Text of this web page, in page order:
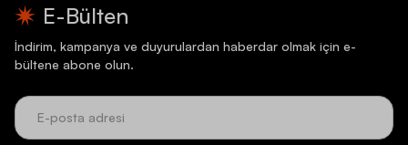
E-Bülten
İndirim, kampanya ve duyurulardan haberdar olmak için e-
bültene abone olun.